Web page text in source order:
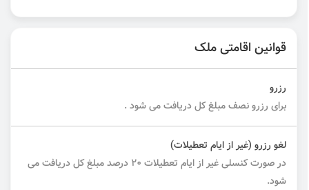
قوانین اقامتی ملک
رزرو
برای رزرو نصف مبلغ کل دریافت می شود .
لغو رزرو (غیر از ایام تعطیلات)
در صورت کنسلی غیر از ایام تعطیلات ۲۰ درصد مبلغ کل دریافت می
شود.